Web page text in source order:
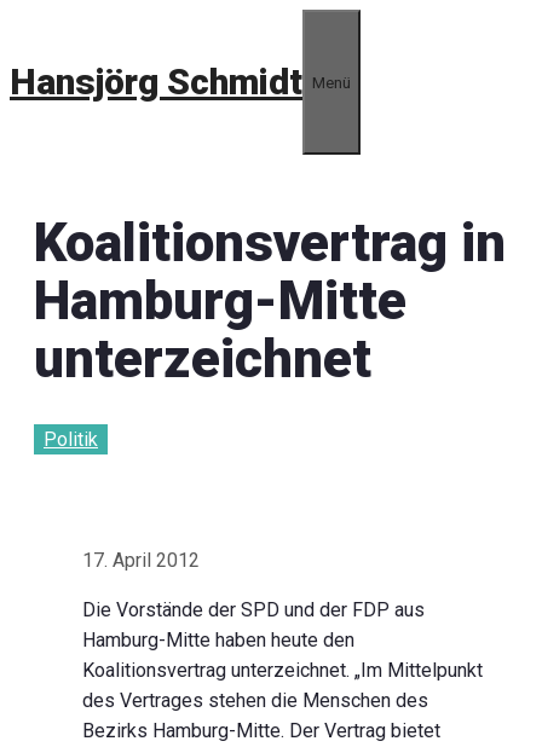
springen
Hansjörg Schmidt Menü
Koalitionsvertrag in
Hamburg-Mitte
unterzeichnet
Politik
17. April 2012
Die Vorstände der SPD und der FDP aus
Hamburg-Mitte haben heute den
Koalitionsvertrag unterzeichnet. „Im Mittelpunkt
des Vertrages stehen die Menschen des
Bezirks Hamburg-Mitte. Der Vertrag bietet